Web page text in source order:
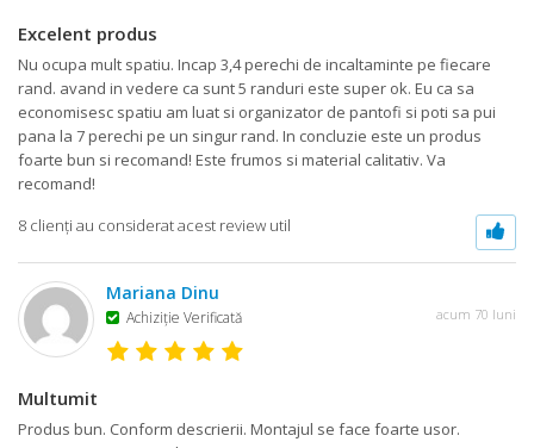
Excelent produs
Nu ocupa mult spatiu. Incap 3,4 perechi de incaltaminte pe fiecare
rand. avand in vedere ca sunt 5 randuri este super ok. Eu ca sa
economisesc spatiu am luat si organizator de pantofi si poti sa pui
pana la 7 perechi pe un singur rand. In concluzie este un produs
foarte bun si recomand! Este frumos si material calitativ. Va
recomand!
8 clienţi au considerat acest review util
Mariana Dinu
Achiziţie Verificată acum 70 luni
Multumit
Produs bun. Conform descrierii. Montajul se face foarte usor.